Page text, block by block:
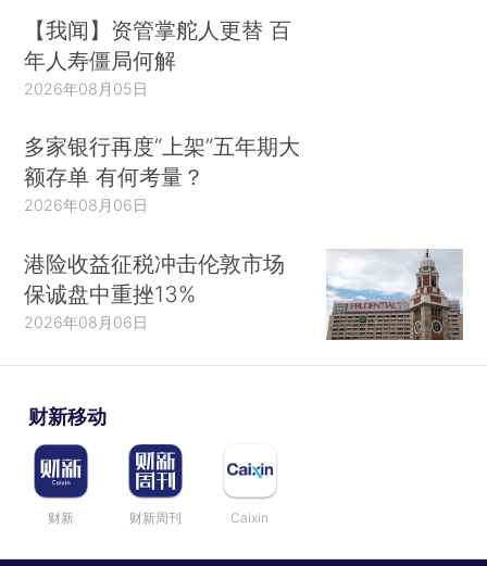
【我闻】资管掌舵人更替 百
年人寿僵局何解
2026年08月05日
多家银行再度“上架”五年期大
额存单 有何考量？
2026年08月06日
港险收益征税冲击伦敦市场
保诚盘中重挫13%
2026年08月06日
财新移动
财新 财新周刊 Caixin